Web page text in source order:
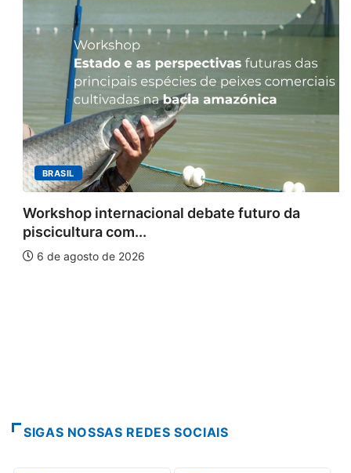
BRASIL
Workshop internacional debate futuro da
piscicultura com...
6 de agosto de 2026
SIGAS NOSSAS REDES SOCIAIS